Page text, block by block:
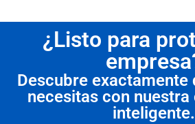
¿Listo para
Descubre exactamente
necesitas con
inteligente.